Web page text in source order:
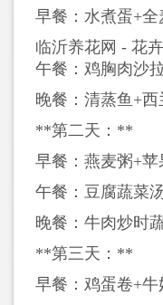
早餐：水煮蛋+
临沂养花网 - 花
午餐：鸡胸肉沙
晚餐：清蒸鱼+西
**第二天：**
早餐：燕麦粥+苹
午餐：豆腐蔬菜
晚餐：牛肉炒时
**第三天：**
早餐：鸡蛋卷+